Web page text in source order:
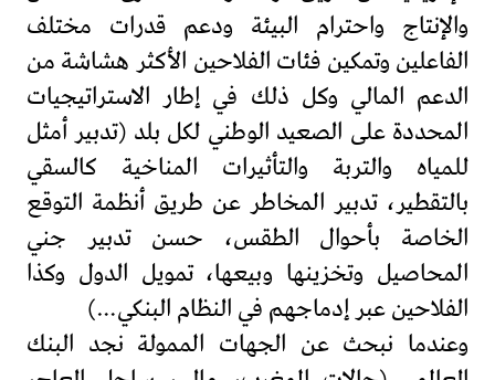
والإنتاج واحترام البيئة ودعم قدرات مختلف
الفاعلين وتمكين فئات الفلاحين الأكثر هشاشة من
الدعم المالي وكل ذلك في إطار الاستراتيجيات
المحددة على الصعيد الوطني لكل بلد (تدبير أمثل
للمياه والتربة والتأثيرات المناخية كالسقي
بالتقطير، تدبير المخاطر عن طريق أنظمة التوقع
الخاصة بأحوال الطقس، حسن تدبير جني
المحاصيل وتخزينها وبيعها، تمويل الدول وكذا
الفلاحين عبر إدماجهم في النظام البنكي…)
وعندما نبحث عن الجهات الممولة نجد البنك